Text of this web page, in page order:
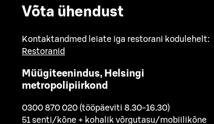
Võta ühendust
Kontaktandmed leiate iga restorani kodulehelt:
Restoranid
Müügiteenindus, Helsingi
metropolipiirkond
0300 870 020 (tööpäeviti 8.30-16.30)
51 senti/kõne + kohalik võrgutasu/mobiilikõne